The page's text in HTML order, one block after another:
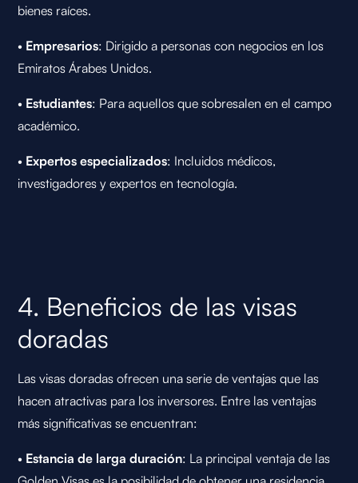
bienes raíces.
• Empresarios: Dirigido a personas con negocios en los
Emiratos Árabes Unidos.
• Estudiantes: Para aquellos que sobresalen en el campo
académico.
• Expertos especializados: Incluidos médicos,
investigadores y expertos en tecnología.
4. Beneficios de las visas
doradas
Las visas doradas ofrecen una serie de ventajas que las
hacen atractivas para los inversores. Entre las ventajas
más significativas se encuentran:
• Estancia de larga duración: La principal ventaja de las